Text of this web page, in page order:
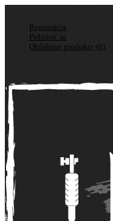
Registrácia
Prihlásiť sa
Obľúbené produkty (0)